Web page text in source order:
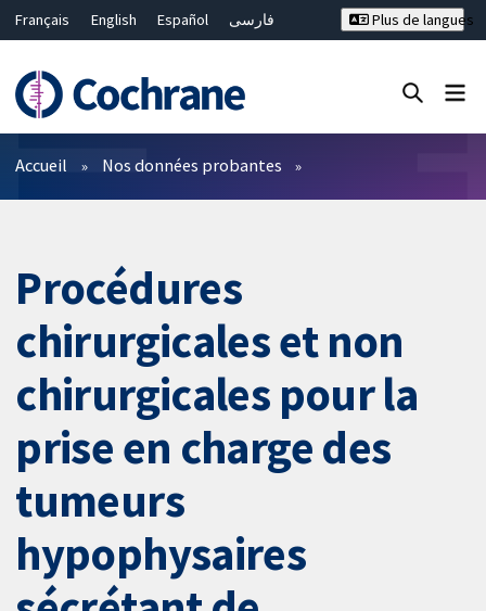
Français English Español
فارسی
Bahasa Malaysia
ไทย
繁體中文
简体中文
Plus de langues
Filtres
Accueil Nos données probantes
Procédures
chirurgicales et non
chirurgicales pour la
prise en charge des
tumeurs
hypophysaires